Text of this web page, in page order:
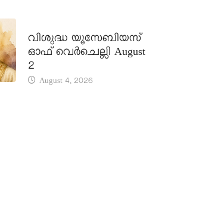
വിശുദ്ധ യൂസേബിയസ്
ഓഫ് വെർചെല്ലി August
2
August 4, 2026